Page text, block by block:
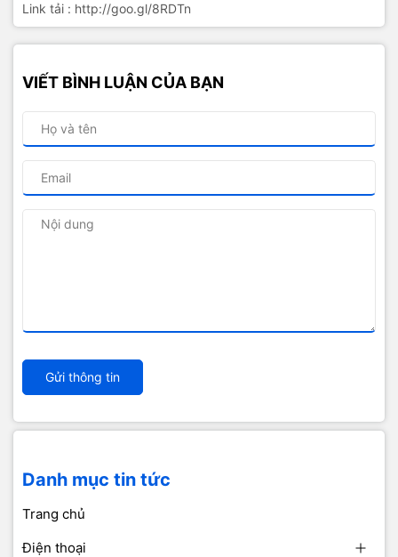
Link tải : http://goo.gl/8RDTn
VIẾT BÌNH LUẬN CỦA BẠN
Gửi thông tin
Danh mục tin tức
Trang chủ
Điện thoại